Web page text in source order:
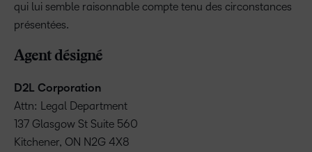
qui lui semble raisonnable compte tenu des circonstances
présentées.
Agent désigné
D2L Corporation
Attn: Legal Department
137 Glasgow St Suite 560
Kitchener, ON N2G 4X8